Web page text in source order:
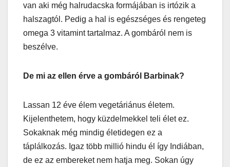
van aki még halrudacska formájában is irtózik a
halszagtól. Pedig a hal is egészséges és rengeteg
omega 3 vitamint tartalmaz. A gombáról nem is
beszélve.
De mi az ellen érve a gombáról Barbinak?
Lassan 12 éve élem vegetáriánus életem.
Kijelenthetem, hogy küzdelmekkel teli élet ez.
Sokaknak még mindig életidegen ez a
táplálkozás. Igaz több millió hindu él így Indiában,
de ez az embereket nem hatja meg. Sokan úgy